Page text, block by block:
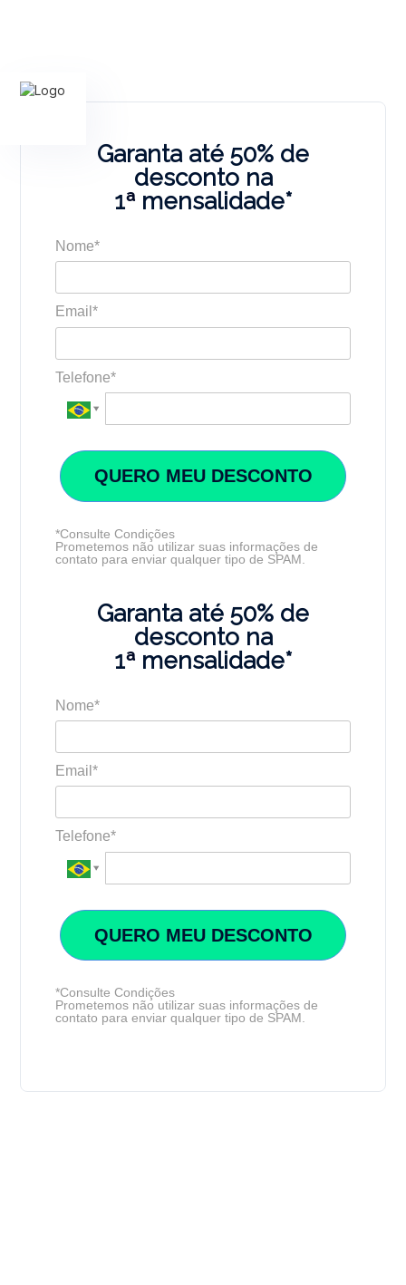
Garanta até 50% de
desconto na
1ªmensalidade*
Nome*
Email*
Telefone*
QUERO MEU DESCONTO
*Consulte Condições
Prometemos não utilizar suas informações de
contato para enviar qualquer tipo de SPAM.
Garanta até 50% de
desconto na
1ªmensalidade*
Nome*
Email*
Telefone*
QUERO MEU DESCONTO
*Consulte Condições
Prometemos não utilizar suas informações de
contato para enviar qualquer tipo de SPAM.